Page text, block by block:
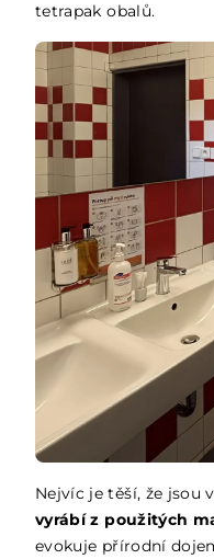
tetrapak obalů.
Nejvíc je těší, že jsou
vyrábí z použitých
evokuje přírodní